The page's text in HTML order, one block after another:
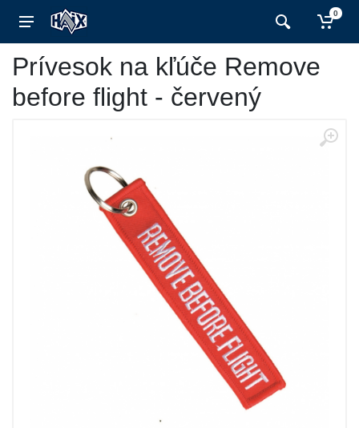
0
Prívesok na kľúče Remove
before flight - červený